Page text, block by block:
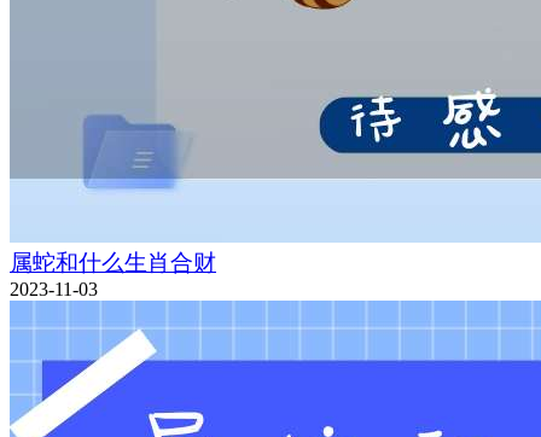
属蛇和什么生肖合财
2023-11-03